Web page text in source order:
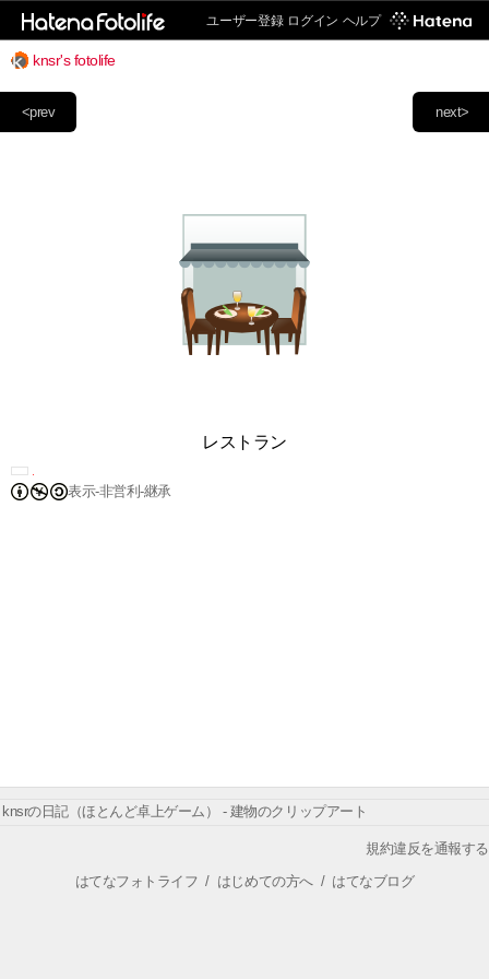
ユーザー登録 ログイン ヘルプ
knsr's fotolife
next>
<prev
レストラン
表示-非営利-継承
knsrの日記（ほとんど卓上ゲーム） - 建物のクリップアート
規約違反を通報する
はてなフォトライフ / はじめての方へ/ はてなブログ